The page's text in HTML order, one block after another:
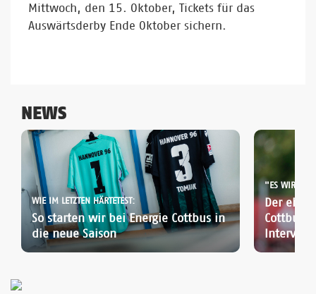
Mittwoch, den 15. Oktober, Tickets für das
Auswärtsderby Ende Oktober sichern.
NEWS
WIE IM LETZTEN HÄRTETEST:
So starten wir bei Energie Cottbus in
die neue Saison
Der
Cottbus-
Interview